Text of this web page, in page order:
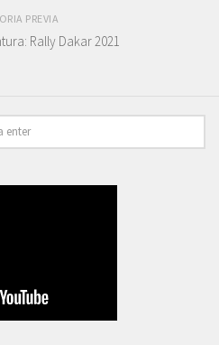
PREVIA
Rally Dakar 2021